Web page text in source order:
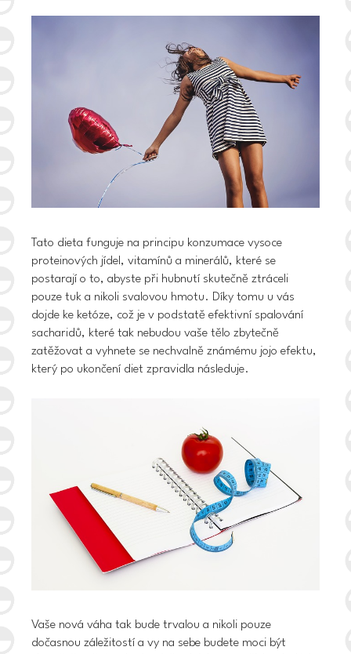
Tato dieta funguje na principu konzumace vysoce
proteinových jídel, vitamínů a minerálů, které se
postarají o to, abyste při hubnutí skutečně ztráceli
pouze tuk a nikoli svalovou hmotu. Díky tomu u vás
dojde ke ketóze, což je v podstatě efektivní spalování
sacharidů, které tak nebudou vaše tělo zbytečně
zatěžovat a vyhnete se nechvalně známému jojo efektu,
který po ukončení diet zpravidla následuje.
Vaše nová váha tak bude trvalou a nikoli pouze
dočasnou záležitostí a vy na sebe budete moci být